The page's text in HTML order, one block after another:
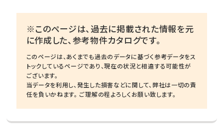
※このページは、過去に掲載された情報を元
に作成した、参考物件カタログです。
このページは、あくまでも過去のデータに基づく参考データをス
トックしているページであり、現在の状況と相違する可能性が
ございます。
当データを利用し、発生した損害などに関して、弊社は一切の責
任を負いかねます。 ご理解の程よろしくお願い致します。